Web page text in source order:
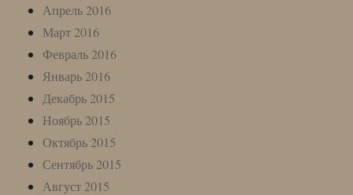
Апрель 2016
Март 2016
Февраль 2016
Январь 2016
Декабрь 2015
Ноябрь 2015
Октябрь 2015
Сентябрь 2015
Август 2015